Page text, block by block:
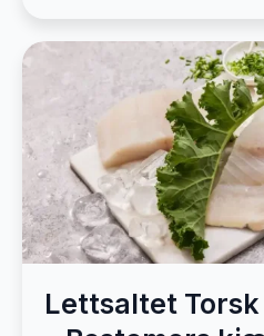
Lettsaltet